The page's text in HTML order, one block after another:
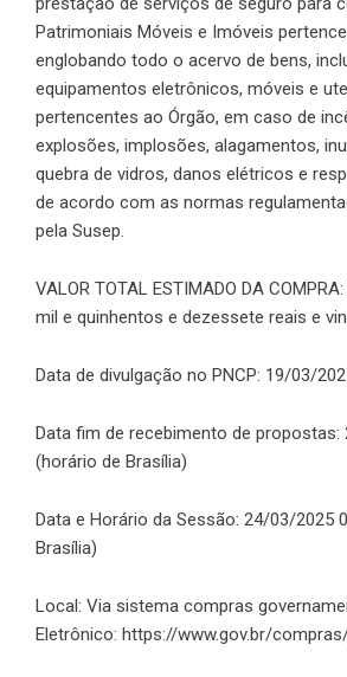
Patrimoniais Móveis e Imóveis
englobando todo o acervo de bens,
equipamentos eletrônicos, móveis e
pertencentes ao Órgão, em caso de
explosões, implosões, alagamentos,
quebra de vidros, danos elétricos e
de acordo com as normas
pela Susep.
VALOR TOTAL ESTIMADO DA
mil e quinhentos e dezessete reais e
Data de divulgação no PNCP: 19/03/
Data fim de recebimento de propostas:
(horário de Brasília)
Data e Horário da Sessão: 24/03/2025
Brasília)
Local: Via sistema compras
Eletrônico: https://www.gov.br/